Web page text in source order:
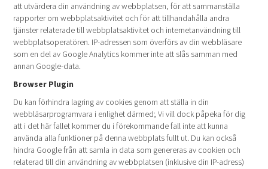
att utvärdera din användning av webbplatsen, för att sammanställa
rapporter om webbplatsaktivitet och för att tillhandahålla andra
tjänster relaterade till webbplatsaktivitet och internetanvändning till
webbplatsoperatören. IP-adressen som överförs av din webbläsare
som en del av Google Analytics kommer inte att slås samman med
annan Google-data.
Browser Plugin
Du kan förhindra lagring av cookies genom att ställa in din
webbläsarprogramvara i enlighet därmed; Vi vill dock påpeka för dig
att i det här fallet kommer du i förekommande fall inte att kunna
använda alla funktioner på denna webbplats fullt ut. Du kan också
hindra Google från att samla in data som genereras av cookien och
relaterad till din användning av webbplatsen (inklusive din IP-adress)